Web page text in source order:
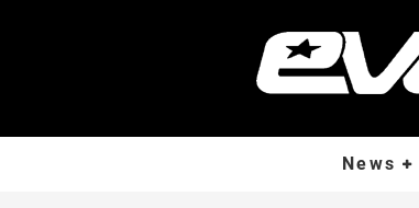
News